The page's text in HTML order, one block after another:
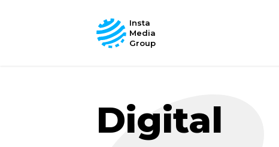
Insta
Media
Group
Digital